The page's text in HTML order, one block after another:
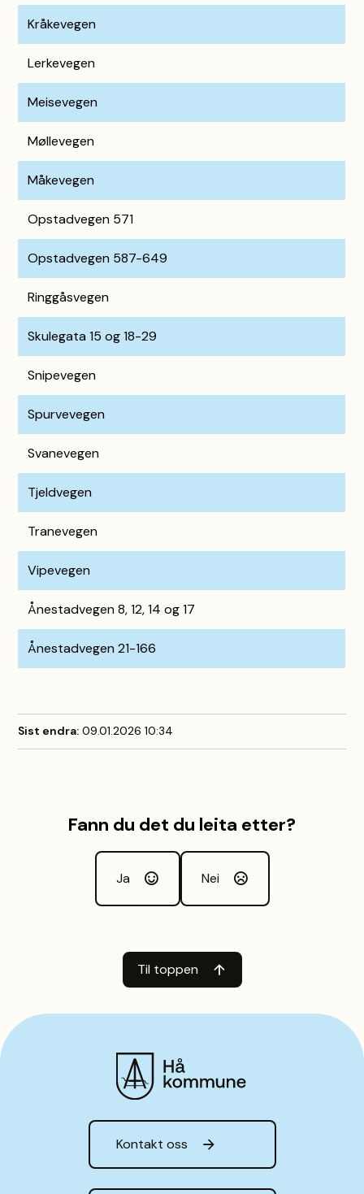
Kråkevegen
Lerkevegen
Meisevegen
Møllevegen
Måkevegen
Opstadvegen 571
Opstadvegen 587-649
Ringgåsvegen
Skulegata 15 og 18-29
Snipevegen
Spurvevegen
Svanevegen
Tjeldvegen
Tranevegen
Vipevegen
Ånestadvegen 8, 12, 14 og 17
Ånestadvegen 21-166
Sist endra 09.01.2026 10:34
Fann du det du leita etter?
Ja Nei
Til toppen
Kontakt oss